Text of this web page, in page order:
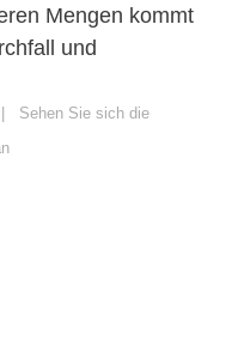
Mengen kommt
und
Sehen Sie sich die